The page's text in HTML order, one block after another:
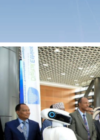
Previous